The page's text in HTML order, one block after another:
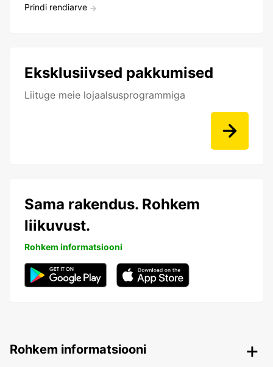
Prindi rendiarve
Eksklusiivsed pakkumised
Liituge meie lojaalsusprogrammiga
Sama rakendus. Rohkem
liikuvust.
Rohkem informatsiooni
Rohkem informatsiooni